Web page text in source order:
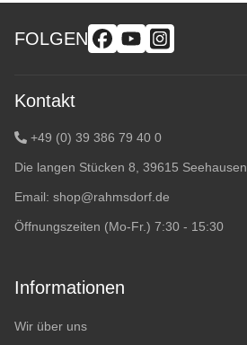
FOLGEN
Kontakt
+49 (0) 39 386 79 40 0
Die langen Stücken 8, 39615 Seehausen
Email: shop@rahmsdorf.de
Öffnungszeiten (Mo-Fr.) 7:30 - 15:30
Informationen
Wir über uns